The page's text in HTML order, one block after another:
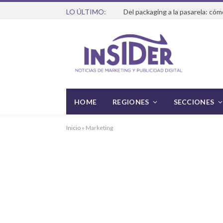
LO ÚLTIMO:
HOME REGIONES SECCIONES
Inicio » Marketing